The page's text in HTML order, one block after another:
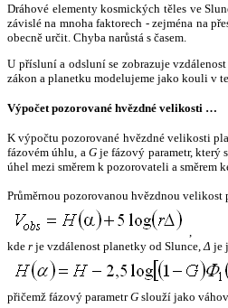
Dráhové elementy kosmických těles ve
závislé na mnoha faktorech - zejména na
obecně určit. Chyba narůstá s časem.
U přísluní a odsluní se zobrazuje
zákon a planetku modelujeme jako kouli v
Výpočet pozorované hvězdné velikosti …
K výpočtu pozorované hvězdné velikosti
fázovém úhlu, a Gje fázový parametr, který
úhel mezi směrem k pozorovateli a směrem
Průměrnou pozorovanou hvězdnou
,
kde r je vzdálenost planetky od Slunce,Δ je
přičemž fázový parametrG slouží jako